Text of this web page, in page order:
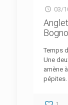
03/
Temps
Une
amène
pépites.